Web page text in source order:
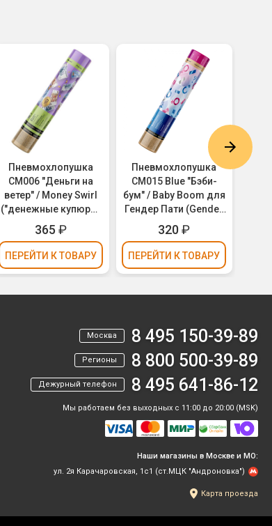
Пневмохлопушка
CM006 "Деньги на
ветер" / Money Swirl
("денежные купюры"
- рубли, золотое
конфетти, фольга)
30см
365 ₽
ПЕРЕЙТИ К ТОВАРУ
Пневмохлопушка
CM015 Blue "Бэби-
бум" / Baby Boom для
Гендер Пати (Gender
Party) (мальчик,
конфетти, фольга)
30см
320₽
ПЕРЕЙТИ К ТОВАРУ
Москва 8 495 150-39-89
Регионы 8 800 500-39-89
Дежурный телефон 8 495 641-86-12
Мы работаем без выходных с 11:00 до 20:00 (MSK)
Наши магазины в Москве и МО:
ул. 2я Карачаровская, 1с1 (ст.МЦК "Андроновка")
Карта проезда